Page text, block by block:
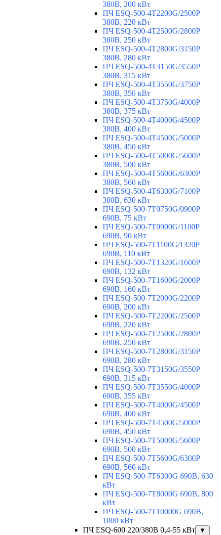
380В, 200 кВт
ПЧ ESQ-500-4T2200G/2500P
380В, 220 кВт
ПЧ ESQ-500-4T2500G/2800P
380В, 250 кВт
ПЧ ESQ-500-4T2800G/3150P
380В, 280 кВт
ПЧ ESQ-500-4T3150G/3550P
380В, 315 кВт
ПЧ ESQ-500-4T3550G/3750P
380В, 350 кВт
ПЧ ESQ-500-4T3750G/4000P
380В, 375 кВт
ПЧ ESQ-500-4T4000G/4500P
380В, 400 кВт
ПЧ ESQ-500-4T4500G/5000P
380В, 450 кВт
ПЧ ESQ-500-4T5000G/5600P
380В, 500 кВт
ПЧ ESQ-500-4T5600G/6300P
380В, 560 кВт
ПЧ ESQ-500-4T6300G/7100P
380В, 630 кВт
ПЧ ESQ-500-7T0750G/0900P
690В, 75 кВт
ПЧ ESQ-500-7T0900G/1100P
690В, 90 кВт
ПЧ ESQ-500-7T1100G/1320P
690В, 110 кВт
ПЧ ESQ-500-7T1320G/1600P
690В, 132 кВт
ПЧ ESQ-500-7T1600G/2000P
690В, 160 кВт
ПЧ ESQ-500-7T2000G/2200P
690В, 200 кВт
ПЧ ESQ-500-7T2200G/2500P
690В, 220 кВт
ПЧ ESQ-500-7T2500G/2800P
690В, 250 кВт
ПЧ ESQ-500-7T2800G/3150P
690В, 280 кВт
ПЧ ESQ-500-7T3150G/3550P
690В, 315 кВт
ПЧ ESQ-500-7T3550G/4000P
690В, 355 кВт
ПЧ ESQ-500-7T4000G/4500P
690В, 400 кВт
ПЧ ESQ-500-7T4500G/5000P
690В, 450 кВт
ПЧ ESQ-500-7T5000G/5600P
690В, 500 кВт
ПЧ ESQ-500-7T5600G/6300P
690В, 560 кВт
ПЧ ESQ-500-7T6300G 690В, 630
кВт
ПЧ ESQ-500-7T8000G 690В, 800
кВт
ПЧ ESQ-500-7T10000G 690В,
1000 кВт
ПЧ ESQ-600 220/380В 0,4-55 кВт
▼